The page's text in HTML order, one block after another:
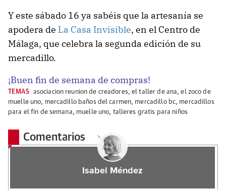
Y este sábado 16 ya sabéis que la artesanía se
apodera de La Casa Invisible, en el Centro de
Málaga, que celebra la segunda edición de su
mercadillo.
¡Buen fin de semana de compras!
TEMAS asociacion reunion de creadores,el taller de ana,el zoco de
muelle uno, mercadillo baños del carmen, mercadillo bc, mercadillos
para el fin de semana, muelle uno, talleres gratis para niños
Comentarios
Isabel Méndez